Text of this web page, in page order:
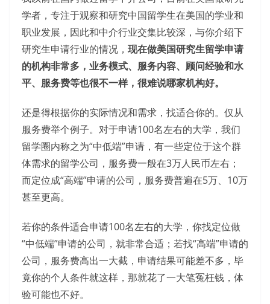
学者，专注于观察和研究中国留学生在美国的学业和
职业发展，因此和中介行业交集比较深，与你介绍下
研究生申请行业的情况， 现在做美国研究生留学申请
的机构非常多，业务模式、服务内容、顾问经验和水
平、服务费等也很不一样，很难说哪家机构好。
还是得根据你的实际情况和需求，找适合你的。仅从
服务费举个例子。对于申请100名左右的大学，我们
留学圈内称之为“中低端”申请，有一些定位于这个群
体需求的留学公司，服务费一般在3万人民币左右；
而定位成“高端”申请的公司，服务费普遍在5万、10万
甚至更高。
若你的条件适合申请100名左右的大学，你找定位做
“中低端”申请的公司，就非常合适；若找“高端”申请的
公司，服务费高出一大截，申请结果可能差不多，毕
竟你的个人条件就这样，那就花了一大笔冤枉钱，体
验可能也不好。